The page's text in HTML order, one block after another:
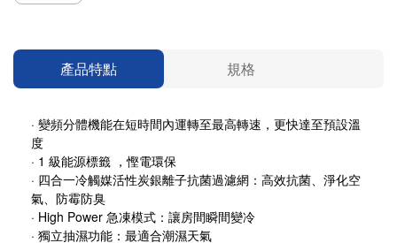
產品特點 規格
· 變頻分體機能在短時間內運轉至最高轉速，更快達至預設溫
度
· 1 級能源標籤 ，慳電環保
· 四合一冷觸媒活性炭銀離子抗菌過濾網：高效抗菌、淨化空
氣、防霉防臭
· High Power 急凍模式 ： 讓房間瞬間變冷
· 獨立抽濕功能 ： 最適合潮濕天氣